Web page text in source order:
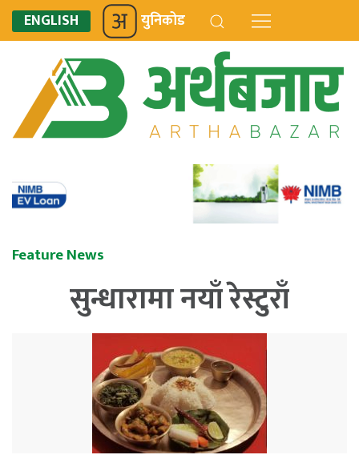
ENGLISH युनिकोड
Feature News
सुन्धारामा नयाँ रेस्टुराँ